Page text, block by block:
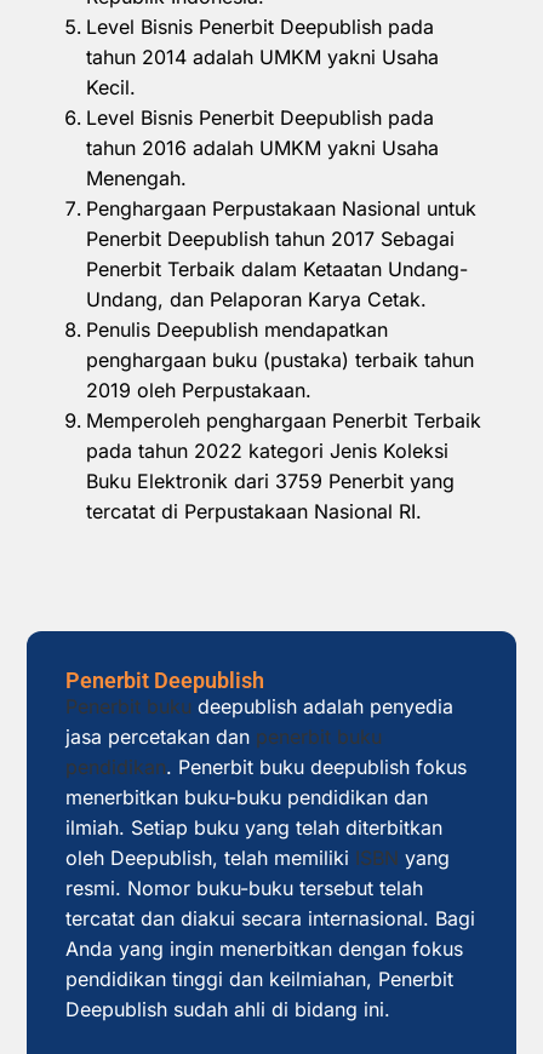
Level Bisnis Penerbit Deepublish pada
tahun 2014 adalah UMKM yakni Usaha
Kecil.
Level Bisnis Penerbit Deepublish pada
tahun 2016 adalah UMKM yakni Usaha
Menengah.
Penghargaan Perpustakaan Nasional untuk
Penerbit Deepublish tahun 2017 Sebagai
Penerbit Terbaik dalam Ketaatan Undang-
Undang, dan Pelaporan Karya Cetak.
Penulis Deepublish mendapatkan
penghargaan buku (pustaka) terbaik tahun
2019 oleh Perpustakaan.
Memperoleh penghargaan Penerbit Terbaik
pada tahun 2022 kategori Jenis Koleksi
Buku Elektronik dari 3759 Penerbit yang
tercatat di Perpustakaan Nasional RI.
Penerbit Deepublish
Penerbit buku deepublish adalah penyedia
jasa percetakan dan penerbit buku
pendidikan. Penerbit buku deepublish fokus
menerbitkan buku-buku pendidikan dan
ilmiah. Setiap buku yang telah diterbitkan
oleh Deepublish, telah memiliki ISBN yang
resmi. Nomor buku-buku tersebut telah
tercatat dan diakui secara internasional. Bagi
Anda yang ingin menerbitkan dengan fokus
pendidikan tinggi dan keilmiahan, Penerbit
Deepublish sudah ahli di bidang ini.